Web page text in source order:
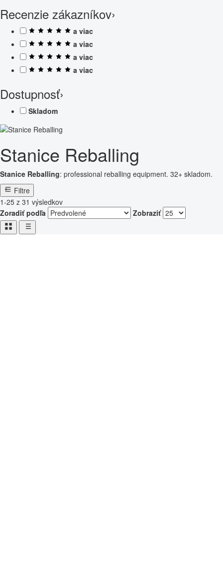
Recenzie zákazníkov›
a viac
a viac
a viac
a viac
Dostupnosť›
Skladom
Stanice Reballing
Stanice Reballing: professional reballing equipment. 32+ skladom.
Filtre
1-25 z 31 výsledkov
Zoradiť podľa
Zobraziť